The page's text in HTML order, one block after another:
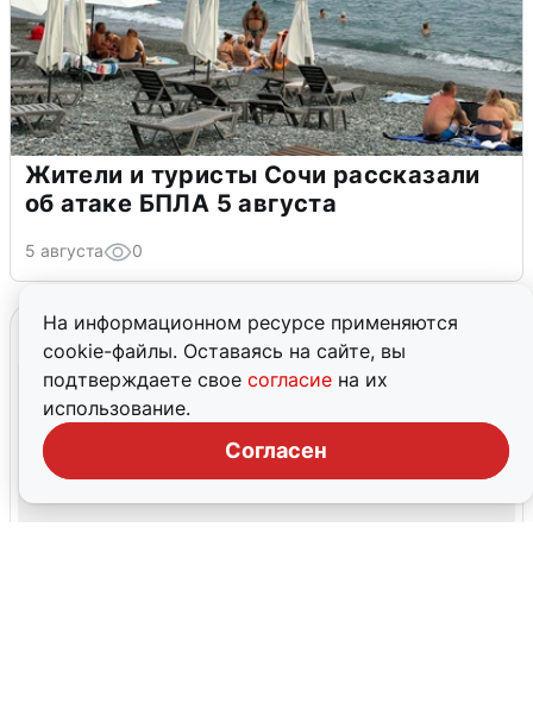
На информационном ресурсе применяются
cookie-файлы. Оставаясь на сайте, вы
подтверждаете свое согласие на их
использование.
Согласен
Жители и туристы Сочи рассказали
об атаке БПЛА 5 августа
5 августа 0